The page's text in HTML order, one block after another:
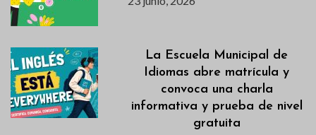
La Escuela Municipal de
Idiomas abre matrícula y
convoca una charla
informativa y prueba de nivel
gratuita